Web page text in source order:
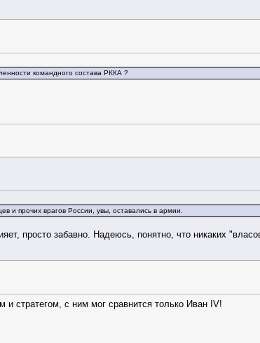
командного состава РККА ?
и прочих врагов России, увы, оставались в армии.
просто забавно. Надеюсь, понятно, что никаких
стратегом, с ним мог сравнится только Иван IV!